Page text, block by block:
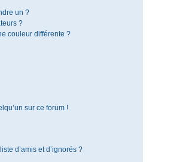
un ?
?
couleur différente ?
sur ce forum !
d’amis et d’ignorés ?